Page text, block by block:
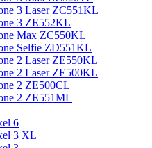
3 Laser ZC551KL
3 ZE552KL
Max ZC550KL
Selfie ZD551KL
2 Laser ZE550KL
2 Laser ZE500KL
2 ZE500CL
2 ZE551ML
6
3 XL